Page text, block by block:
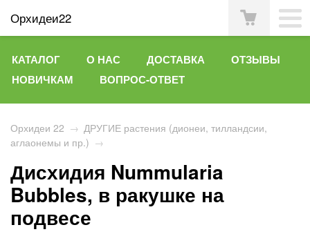
Орхидеи22
КАТАЛОГ О НАС ДОСТАВКА
ОТЗЫВЫ
НОВИЧКАМ
ВОПРОС-ОТВЕТ
Орхидеи 22 → ДРУГИЕ растения (дионеи, тилландсии,
аглаонемы и пр.) →
Дисхидия Nummularia
Bubbles, в ракушке на
подвесе